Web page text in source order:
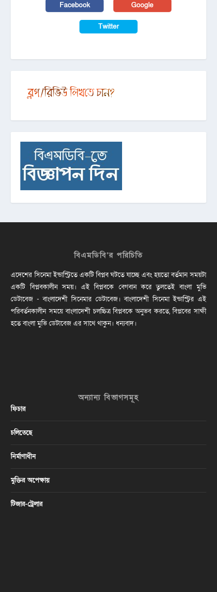
Facebook Google
Twitter
বিএমডিবি’র পরিচিতি
এদেশের সিনেমা ইন্ডাস্ট্রিতে একটি বিপ্লব ঘটতে যাচ্ছে এবং হয়তো বর্তমান সময়টা
একটি বিপ্লবকালীন সময়। এই বিপ্লবকে বেগবান করে তুলতেই বাংলা মুভি
ডেটাবেজ - বাংলাদেশী সিনেমার ডেটাবেজ। বাংলাদেশী সিনেমা ইন্ডাস্ট্রির এই
পরিবর্তনকালীন সময়ে বাংলাদেশী চলচ্চিত্র বিপ্লবকে অনুভব করতে, বিপ্লবের সাক্ষী
হতে বাংলা মুভি ডেটাবেজ এর সাথে থাকুন। ধন্যবাদ।
অন্যান্য বিভাগসমূহ
ফিচার
চলিতেছে
নির্মাণাধীন
মুক্তির অপেক্ষায়
টিজার-ট্রেলার